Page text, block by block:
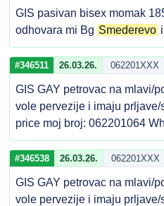
GIS pasivan bisex momak
odhovara mi Bg Smederevo
#346511 26.03.26. 062201XXX
GIS GAY petrovac na mlavi/
vole pervezije i imaju
price moj broj: 062201064
#346538 26.03.26. 062201XXX
GIS GAY petrovac na mlavi/
vole pervezije i imaju